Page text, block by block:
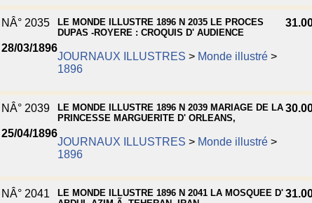
NÂ° 2035
28/03/1896
LE MONDE ILLUSTRE 1896 N 2035 LE PROCES
DUPAS -ROYERE : CROQUIS D' AUDIENCE
JOURNAUX ILLUSTRES > Monde illustré>
1896
NÂ° 2039
25/04/1896
LE MONDE ILLUSTRE 1896 N 2039 MARIAGE DE LA
PRINCESSE MARGUERITE D' ORLEANS,
JOURNAUX ILLUSTRES > Monde illustré>
1896
NÂ° 2041
LE MONDE ILLUSTRE 1896 N 2041 LA MOSQUEE D'